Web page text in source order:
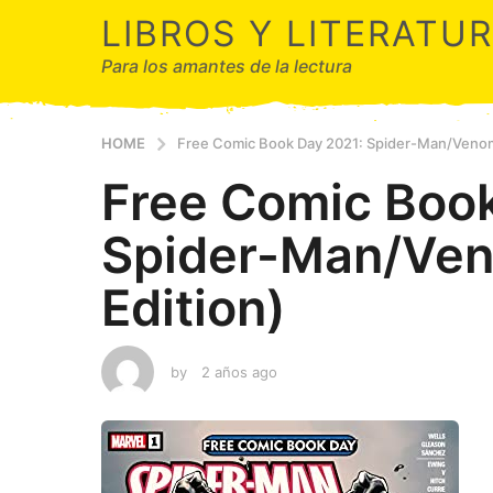
LIBROS Y
Para los amantes de la lectura
HOME Free Comic Book Day 2021: Spider-Man/
Free Comic
Spider-Man/
Edition)
by 2 años ago
o
s